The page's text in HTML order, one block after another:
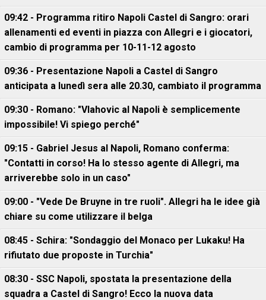
09:42 - Programma ritiro Napoli Castel di Sangro: orari
allenamenti ed eventi in piazza con Allegri e i giocatori,
cambio di programma per 10-11-12 agosto
09:36 - Presentazione Napoli a Castel di Sangro
anticipata a lunedì sera alle 20.30, cambiato il programma
09:30 - Romano: "Vlahovic al Napoli è semplicemente
impossibile! Vi spiego perché"
09:15 - Gabriel Jesus al Napoli, Romano conferma:
"Contatti in corso! Ha lo stesso agente di Allegri, ma
arriverebbe solo in un caso"
09:00 - "Vede De Bruyne in tre ruoli". Allegri ha le idee già
chiare su come utilizzare il belga
08:45 - Schira: "Sondaggio del Monaco per Lukaku! Ha
rifiutato due proposte in Turchia"
08:30 - SSC Napoli, spostata la presentazione della
squadra a Castel di Sangro! Ecco la nuova data